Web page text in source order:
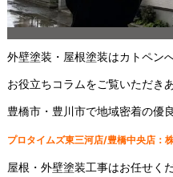
外壁塗装・屋根塗装はカトペン
お役立ちコラムをご覧いただき
豊橋市・豊川市で地域密着の優
プロタイムズ東三河店/豊橋中央店：
屋根・外壁塗装工事はお任せく